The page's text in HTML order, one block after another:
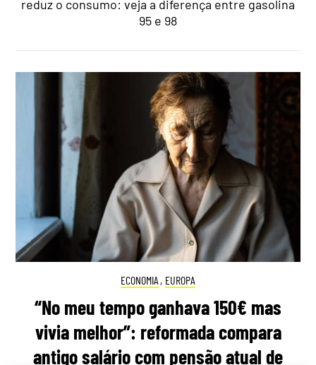
reduz o consumo: veja a diferença entre gasolina
95 e 98
ECONOMIA , EUROPA
“No meu tempo ganhava 150€ mas
vivia melhor”: reformada compara
antigo salário com pensão atual de